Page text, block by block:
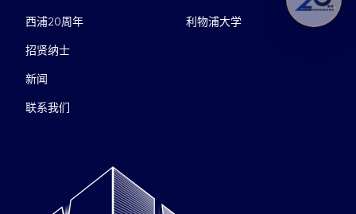
西浦20周年
招贤纳士
新闻
联系我们
利物浦大学